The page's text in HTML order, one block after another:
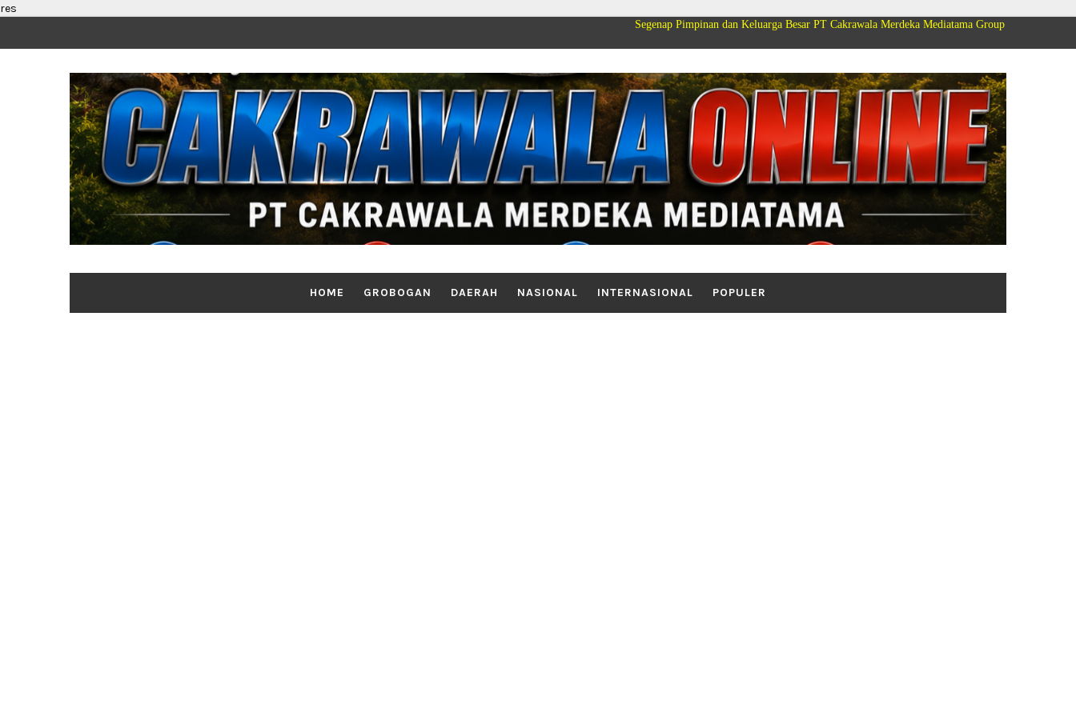
res
Segenap Pimpinan dan Keluarga Besar PT Cakrawala Merdeka Mediatama Group Mengucapkan Selamat
HOME GROBOGAN DAERAH NASIONAL INTERNASIONAL POPULER